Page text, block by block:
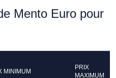
Mento Euro pour
MINIMUM
PRIX
MAXIMUM